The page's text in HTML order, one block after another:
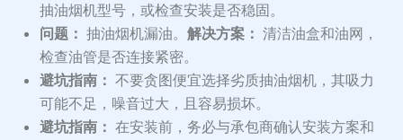
抽油烟机型号，或检查安装是否稳固。
问题： 抽油烟机漏油。 解决方案： 清洁油盒和油网，
检查油管是否连接紧密。
避坑指南： 不要贪图便宜选择劣质抽油烟机，其吸力
可能不足，噪音过大，且容易损坏。
避坑指南： 在安装前，务必与承包商确认安装方案和